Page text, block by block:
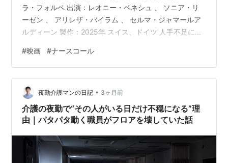
ラ・フォルペ 出演：レオニー・ベネシュ 、 ソニア・リ
ーゼン 、 アリレザ・バイラム 、 セルマ・ジャマールア
ルディーン 製作：2025年 スイス、ドイツ 人手不足に陥
です。 ある州立病院に勤務する看護師・フロリアはこの
日、同僚の欠勤によって、それでなくても人手不足にに
なっている勤務状況さらに過酷なものになりました。も
う一人の看護師と2６人の患者を看て、さらに看護学生の
指導もしなくてはなりません。 鳴り止まないナースコー
ル、患者の苦情、他の病…
#映画 #ナースコール
夜勤介護マンの日記 • 3ヶ月前
介護の夜勤で“その人がいる日だけ不穏になる”理
由｜パタパタ動く職員がフロアを壊していた話